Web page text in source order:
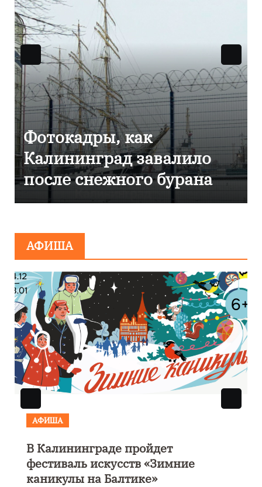
Фоторепортаж как в
Калининграде
эвакуировали ТЦ из-за
сообщения о
АФИША
АФИША
В Калининграде пройдет
фестиваль искусств «Зимние
каникулы на Балтике»